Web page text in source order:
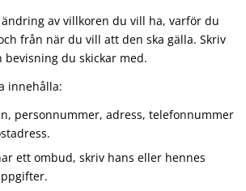
av villkoren du vill ha, varför du
från när du vill att den ska gälla. Skriv
bevisning du skickar med.
innehålla:
personnummer, adress, telefonnummer
ett ombud, skriv hans eller hennes